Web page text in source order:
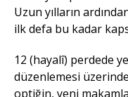
Uzun yılların
ilk defa bu kadar
12 (hayalî) perdede
düzenlemesi
optiğin, yeni